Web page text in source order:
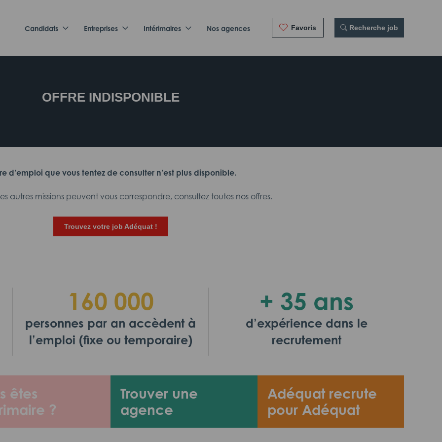
Candidats Entreprises Intérimaires Nos agences Favoris Recherche job
OFFRE INDISPONIBLE
d’emploi que vous tentez de consulter n’est plus disponible.
autres missions peuvent vous correspondre, consultez toutes nos offres.
Trouvez votre job Adéquat !
êtes
?
Trouver une
agence
Adéquat recrute
pour Adéquat
160 000
personnes par an accèdent à
l’emploi (fixe ou temporaire)
+ 35 ans
d’expérience dans le
recrutement